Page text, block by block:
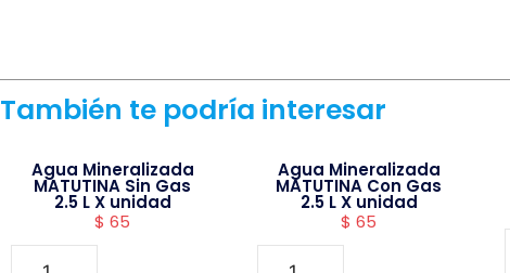
También te podría interesar
Agua Mineralizada
MATUTINA Sin Gas
2.5 L X unidad
$ 65
Agua Mineralizada
MATUTINA Con Gas
2.5 L X unidad
$ 65